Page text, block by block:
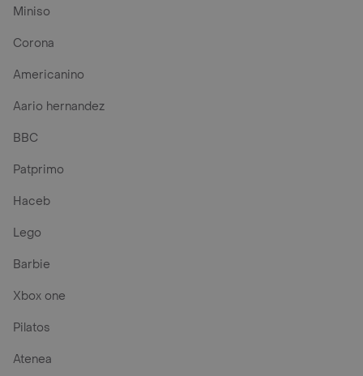
Miniso
Corona
Americanino
Aario hernandez
BBC
Patprimo
Haceb
Lego
Barbie
Xbox one
Pilatos
Atenea